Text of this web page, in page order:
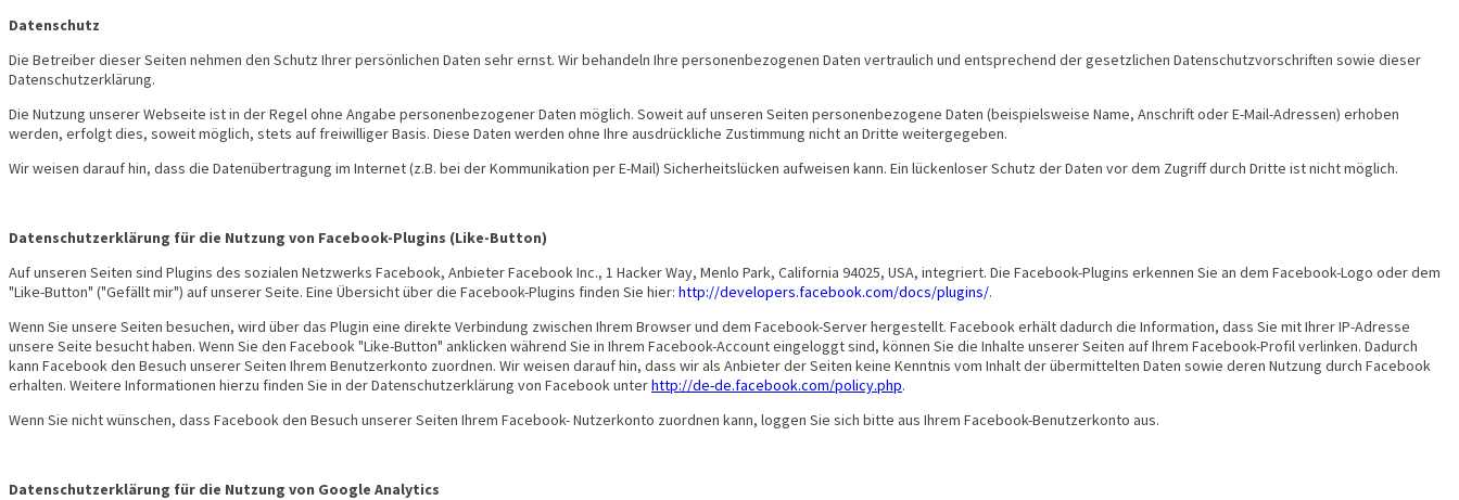
Datenschutz
Die Betreiber dieser Seiten nehmen den Schutz Ihrer persönlichen Daten sehr ernst. Wir behandeln Ihre personenbezogenen Daten vertraulich und entsprechend der gesetzlichen Datenschutzvorschriften sowie dieser
Datenschutzerklärung.
Die Nutzung unserer Webseite ist in der Regel ohne Angabe personenbezogener Daten möglich. Soweit auf unseren Seiten personenbezogene Daten (beispielsweise Name, Anschrift oder E-Mail-Adressen) erhoben
werden, erfolgt dies, soweit möglich, stets auf freiwilliger Basis. Diese Daten werden ohne Ihre ausdrückliche Zustimmung nicht an Dritte weitergegeben.
Wir weisen darauf hin, dass die Datenübertragung im Internet (z.B. bei der Kommunikation per E-Mail) Sicherheitslücken aufweisen kann. Ein lückenloser Schutz der Daten vor dem Zugriff durch Dritte ist nicht möglich.
Datenschutzerklärung für die Nutzung von Facebook-Plugins (Like-Button)
Auf unseren Seiten sind Plugins des sozialen Netzwerks Facebook, Anbieter Facebook Inc., 1 Hacker Way, Menlo Park, California 94025, USA, integriert. Die Facebook-Plugins erkennen Sie an dem Facebook-Logo oder dem
"Like-Button" ("Gefällt mir") auf unserer Seite. Eine Übersicht über die Facebook-Plugins finden Sie hier: http://developers.facebook.com/docs/plugins/.
Wenn Sie unsere Seiten besuchen, wird über das Plugin eine direkte Verbindung zwischen Ihrem Browser und dem Facebook-Server hergestellt. Facebook erhält dadurch die Information, dass Sie mit Ihrer IP-Adresse
unsere Seite besucht haben. Wenn Sie den Facebook "Like-Button" anklicken während Sie in Ihrem Facebook-Account eingeloggt sind, können Sie die Inhalte unserer Seiten auf Ihrem Facebook-Profil verlinken. Dadurch
kann Facebook den Besuch unserer Seiten Ihrem Benutzerkonto zuordnen. Wir weisen darauf hin, dass wir als Anbieter der Seiten keine Kenntnis vom Inhalt der übermittelten Daten sowie deren Nutzung durch Facebook
erhalten. Weitere Informationen hierzu finden Sie in der Datenschutzerklärung von Facebook unterhttp://de-de.facebook.com/policy.php.
Wenn Sie nicht wünschen, dass Facebook den Besuch unserer Seiten Ihrem Facebook- Nutzerkonto zuordnen kann, loggen Sie sich bitte aus Ihrem Facebook-Benutzerkonto aus.
Datenschutzerklärung für die Nutzung von Google Analytics